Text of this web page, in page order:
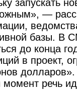
запускать
—
базы. В
до конца
в проект,
речь